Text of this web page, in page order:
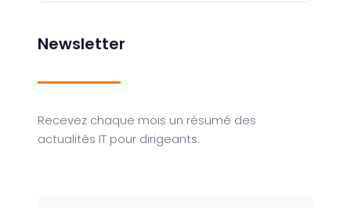
Newsletter
Recevez chaque mois un résumé des
actualités IT pour dirigeants.